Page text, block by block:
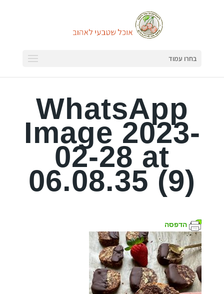
בחרו עמוד
WhatsApp
Image 2023-
02-28 at
06.08.35 (9)
הדפסה